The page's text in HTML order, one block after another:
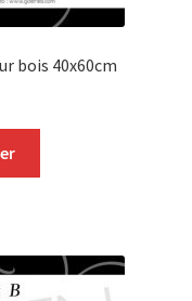
bois 40x60cm